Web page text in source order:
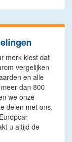
merk kiest dat
vergelijken
en alle
dan 800
we onze
delen met ons.
u altijd de